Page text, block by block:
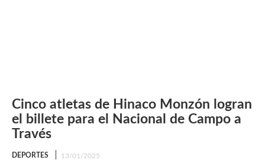
Cinco atletas de Hinaco Monzón logran
el billete para el Nacional de Campo a
Través
DEPORTES 13/01/2025